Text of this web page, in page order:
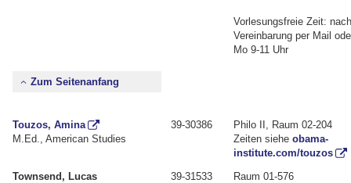
Vorlesungsfreie Zeit:
Vereinbarung per Mail
Mo 9-11 Uhr
Zum Seitenanfang
Touzos, Amina
M.Ed., American Studies
39-30386
Philo II, Raum 02-204
Zeiten siehe obama-
institute.com/touzos
Townsend, Lucas
39-31533
Raum 01-576